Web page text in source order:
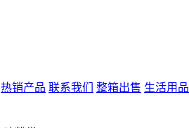
热销产品 联系我们 整箱出售 生活用品